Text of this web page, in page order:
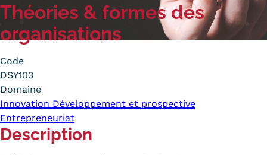
Nos équipes Cnam BFC
Où sommes-nous ?
Nos centres administratifs
Quoi de neuf au Cnam BFC?
Théories & formes des
organisations
Code
DSY103
Domaine
Innovation Développement et prospective
Entrepreneuriat
Description